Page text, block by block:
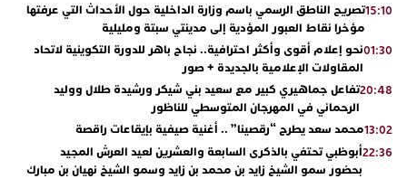
15:10تصريح الناطق الرسمي باسم وزارة الداخلية حول الأحداث التي عرفتها
مؤخرا نقاط العبور المؤدية إلى مدينتي سبتة ومليلية
01:30نحو إعلام أقوى وأكثر احترافية.. نجاح باهر للدورة التكوينية لاتحاد
المقاولات الإعلامية بالجديدة + صور
20:48تفاعل جماهيري كبير مع سعيد بني شيكر ورشيدة طلال ووليد
الرحماني في المهرجان المتوسطي للناظور
13:02محمد سعد يطرح “رقصينا” .. أغنية صيفية بإيقاعات راقصة
22:36أبوظبي تحتفي بالذكرى السابعة والعشرين لعيد العرش المجيد
بحضور سمو الشيخ زايد بن محمد بن زايد وسمو الشيخ نهيان بن مبارك